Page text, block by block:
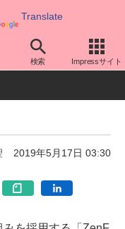
Translate
検索 Impressサイト
2019年5月17日 03:30